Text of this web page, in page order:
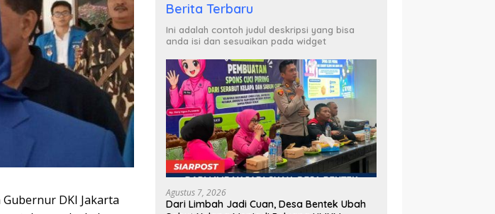
DKI Jakarta
Berita Terbaru
Ini adalah contoh judul deskripsi yang bisa
anda isi dan sesuaikan pada widget
Agustus 7, 2026
Dari Limbah Jadi Cuan, Desa Bentek Ubah